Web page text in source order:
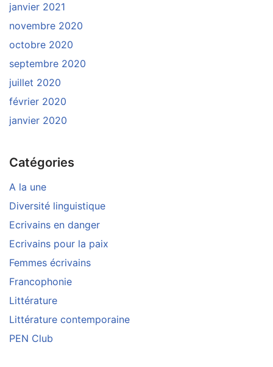
janvier 2021
novembre 2020
octobre 2020
septembre 2020
juillet 2020
février 2020
janvier 2020
Catégories
A la une
Diversité linguistique
Ecrivains en danger
Ecrivains pour la paix
Femmes écrivains
Francophonie
Littérature
Littérature contemporaine
PEN Club